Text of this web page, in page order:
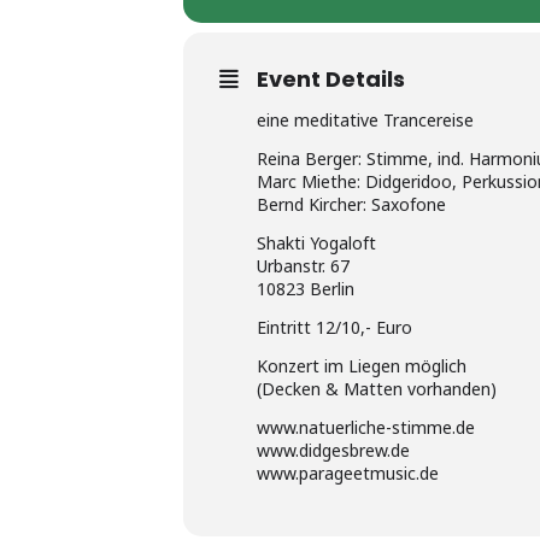
Event Details
eine meditative Trancereise
Reina Berger: Stimme, ind.
Marc Miethe: Didgeridoo,
Bernd Kircher: Saxofone
Shakti Yogaloft
Urbanstr. 67
10823 Berlin
Eintritt 12/10,- Euro
Konzert im Liegen möglich
(Decken & Matten vorhanden)
www.natuerliche-stimme.de
www.didgesbrew.de
www.parageetmusic.de